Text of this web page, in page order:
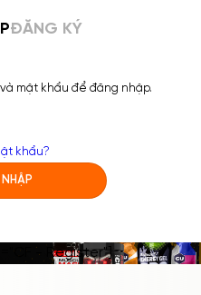
ĐĂNG KÝ
mật khẩu để đăng nhập.
khẩu?
- Register"]